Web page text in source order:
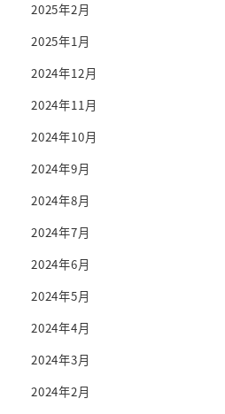
2025年2月
2025年1月
2024年12月
2024年11月
2024年10月
2024年9月
2024年8月
2024年7月
2024年6月
2024年5月
2024年4月
2024年3月
2024年2月